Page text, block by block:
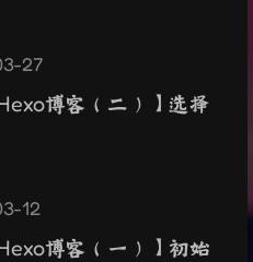
27
博客（二）】选择
12
博客（一）】初始